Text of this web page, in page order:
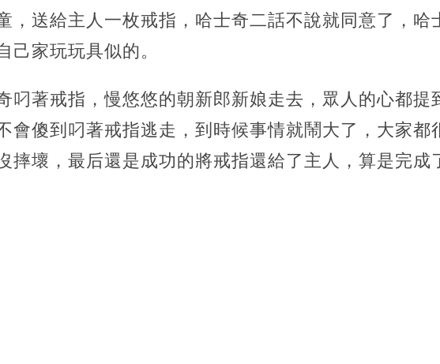
，送給主人一枚戒指，哈士奇二話不說就同意了，哈
己家玩玩具似的。
叼著戒指，慢悠悠的朝新郎新娘走去，眾人的心都提
會傻到叼著戒指逃走，到時候事情就鬧大了，大家都
摔壞，最后還是成功的將戒指還給了主人，算是完成